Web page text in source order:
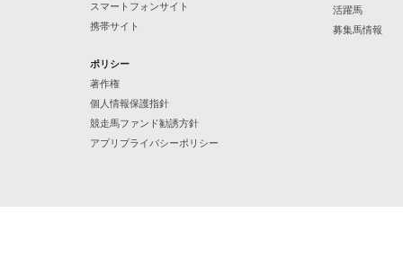
スマートフォンサイト
携帯サイト
ポリシー
著作権
個人情報保護指針
競走馬ファンド勧誘方針
アプリプライバシーポリシー
活躍馬
募集馬情報